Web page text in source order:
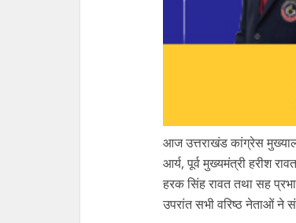
आज उत्तराखंड कांग्रेस
आर्य, पूर्व मुख्यमंत्री हरीश
हरक सिंह रावत तथा सह
उपरांत सभी वरिष्ठ नेताओं ने